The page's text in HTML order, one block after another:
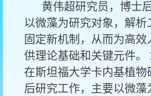
黄伟超研究员，博士
以微藻为研究对象，解析
固定新机制，从而为高
供理论基础和关键元件。
在斯坦福大学卡内基植物
后研究工作，主要以微藻